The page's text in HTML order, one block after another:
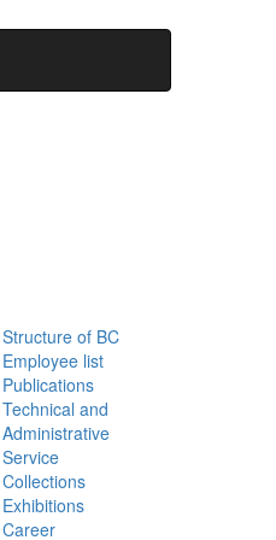
Structure of BC
Employee list
Publications
Technical and
Administrative
Service
Collections
Exhibitions
Career